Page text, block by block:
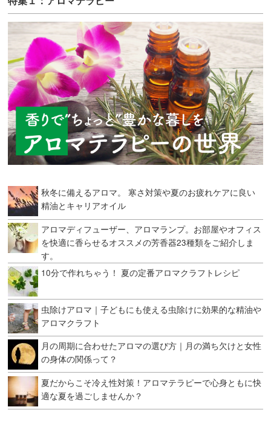
秋冬に備えるアロマ。 寒さ対策や夏のお疲れケアに良い
精油とキャリアオイル
アロマディフューザー、アロマランプ。お部屋やオフィス
を快適に香らせるオススメの芳香器23種類をご紹介しま
す。
10分で作れちゃう！ 夏の定番アロマクラフトレシピ
虫除けアロマ｜子どもにも使える虫除けに効果的な精油や
アロマクラフト
月の周期に合わせたアロマの選び方｜月の満ち欠けと女性
の身体の関係って？
夏だからこそ冷え性対策！アロマテラピーで心身ともに快
適な夏を過ごしませんか？